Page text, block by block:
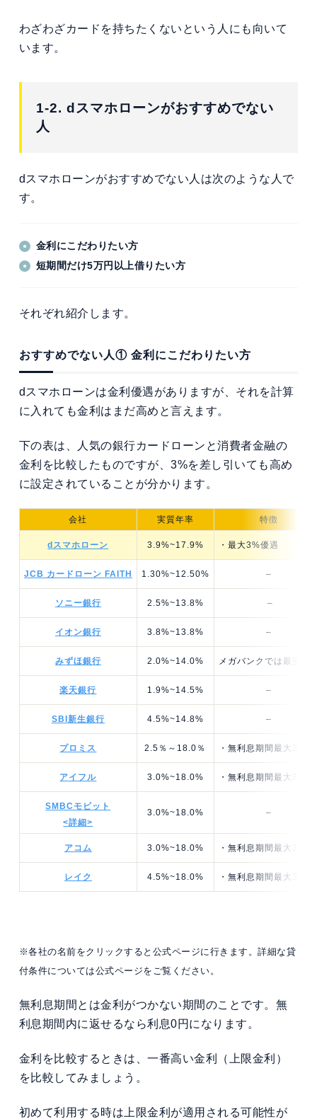
わざわざカードを持ちたくないという人にも向いて
います。
1-2. dスマホローンがおすすめでない
人
dスマホローンがおすすめでない人は次のような人で
す。
金利にこだわりたい方
短期間だけ5万円以上借りたい方
それぞれ紹介します。
おすすめでない人① 金利にこだわりたい方
dスマホローンは金利優遇がありますが、それを計算
に入れても金利はまだ高めと言えます。
下の表は、人気の銀行カードローンと消費者金融の
金利を比較したものですが、3%を差し引いても高め
に設定されていることが分かります。
会社 実質年率 特徴
dスマホローン 3.9%~17.9% ・最大3%優遇
JCB カードローン FAITH 1.30%~12.50% –
ソニー銀行 2.5%~13.8% –
イオン銀行 3.8%~13.8% –
みずほ銀行 2.0%~14.0% メガバンクでは最安金
楽天銀行 1.9%~14.5% –
SBI新生銀行 4.5%~14.8% –
プロミス 2.5％～18.0％ ・無利息期間最大30日
アイフル 3.0%~18.0% ・無利息期間最大30日
SMBCモビット
<詳細>
3.0%~18.0% –
アコム 3.0%~18.0% ・無利息期間最大30日
レイク 4.5%~18.0% ・無利息期間最大365
※各社の名前をクリックすると公式ページに行きます。詳細な貸
付条件については公式ページをご覧ください。
無利息期間とは金利がつかない期間のことです。無
利息期間内に返せるなら利息0円になります。
金利を比較するときは、一番高い金利（上限金利）
を比較してみましょう。
初めて利用する時は上限金利が適用される可能性が